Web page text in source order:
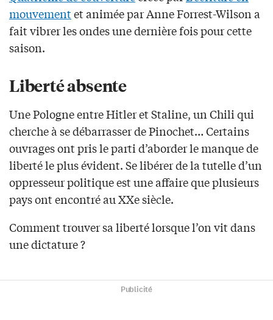
mouvementet animée par Anne Forrest-Wilson a
fait vibrer les ondes une dernière fois pour cette
saison.
Liberté absente
Une Pologne entre Hitler et Staline, un Chili qui
cherche à se débarrasser de Pinochet… Certains
ouvrages ont pris le parti d’aborder le manque de
liberté le plus évident. Se libérer de la tutelle d’un
oppresseur politique est une affaire que plusieurs
pays ont encontré au XXe siècle.
Comment trouver sa liberté lorsque l’on vit dans
une dictature ?
Publicité